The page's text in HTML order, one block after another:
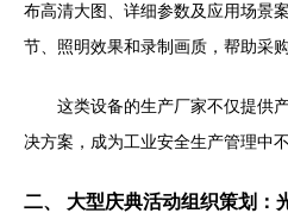
布高清大图、详细参数及应用场景
节、照明效果和录制画质，帮助采
这类设备的生产厂家不仅提供
决方案，成为工业安全生产管理中
二、 大型庆典活动组织策划：